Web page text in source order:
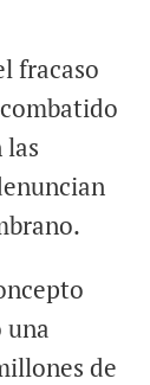
fracaso
las
una
de